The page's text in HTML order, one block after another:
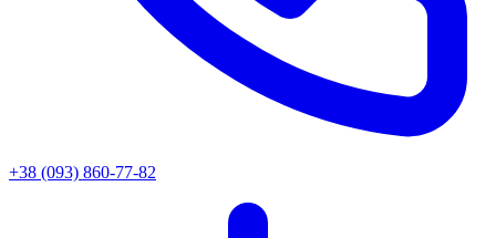
+38 (093) 860-77-82